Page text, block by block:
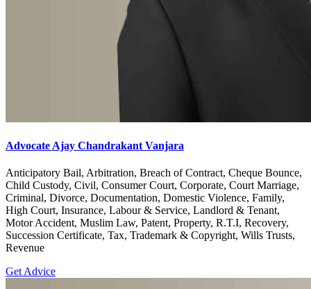
Advocate Ajay Chandrakant Vanjara
Anticipatory Bail, Arbitration, Breach of Contract, Cheque Bounce,
Child Custody, Civil, Consumer Court, Corporate, Court Marriage,
Criminal, Divorce, Documentation, Domestic Violence, Family,
High Court, Insurance, Labour & Service, Landlord & Tenant,
Motor Accident, Muslim Law, Patent, Property, R.T.I, Recovery,
Succession Certificate, Tax, Trademark & Copyright, Wills Trusts,
Revenue
Get Advice